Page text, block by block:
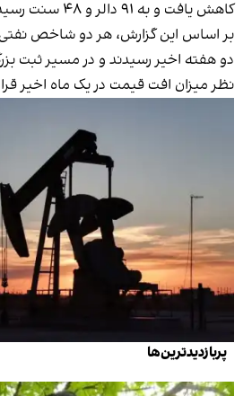
کاهش یافت و به ۹۱ دالر و ۴۸ سنت رسید.
بر اساس این گزارش، هر دو شاخص
دو هفته اخیر رسیدند و در مسیر ثبت
نظر میزان افت قیمت در یک ماه اخیر
پربازدیدترین‌ها